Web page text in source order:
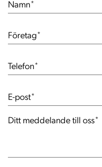
Namn*
Företag*
Telefon*
E-post*
Ditt meddelande till oss*